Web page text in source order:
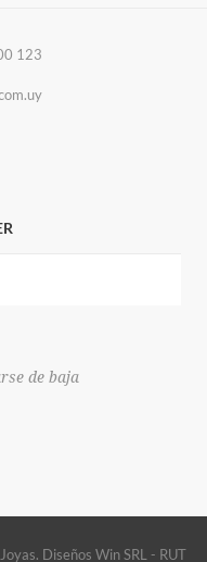
123
de baja
Diseños Win SRL - RUT